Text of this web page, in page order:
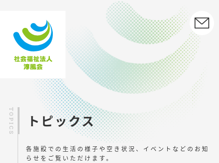
トピックス
各施設での生活の様子や空き状況、イベントなどの お知
らせをご覧いただけます。